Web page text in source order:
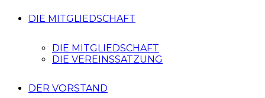
DIE MITGLIEDSCHAFT
DIE MITGLIEDSCHAFT
DIE VEREINSSATZUNG
DER VORSTAND